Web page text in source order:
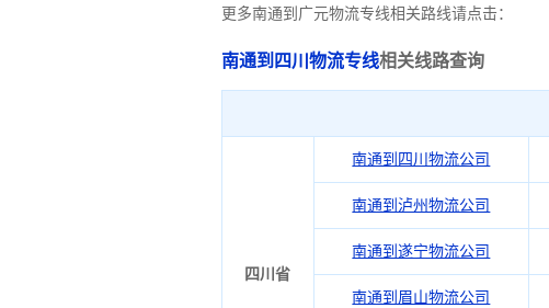
更多南通到广元物流专线相关路线请点击：
南通到四川物流专线相关线路查询
四川省
南通到四川物流公司
南通到泸州物流公司
南通到遂宁物流公司
南通到眉山物流公司